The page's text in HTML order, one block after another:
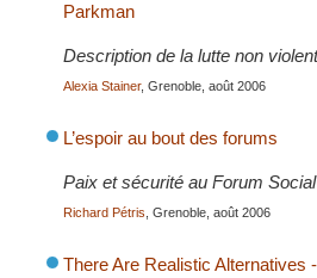
Parkman
Description de la lutte non
Alexia Stainer, Grenoble, août 2006
L’espoir au bout des forums
Paix et sécurité au Forum
Richard Pétris , Grenoble, août 2006
There Are Realistic Alternatives